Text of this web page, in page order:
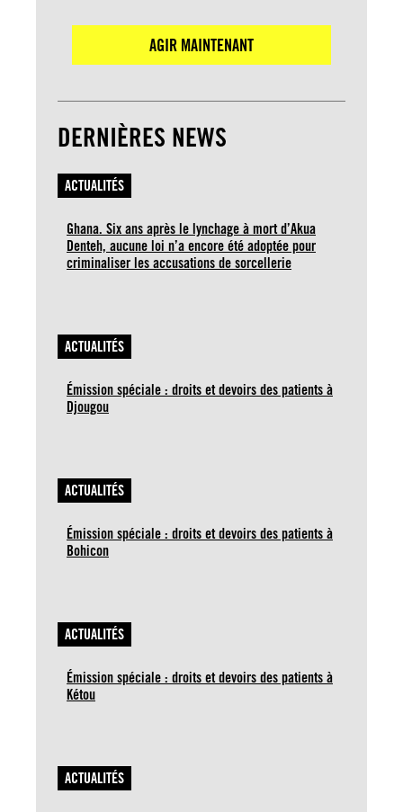
AGIR MAINTENANT
DERNIÈRES NEWS
ACTUALITÉS
Ghana. Six ans après le lynchage à mort d’Akua
Denteh, aucune loi n’a encore été adoptée pour
criminaliser les accusations de sorcellerie
ACTUALITÉS
Émission spéciale : droits et devoirs des patients à
Djougou
ACTUALITÉS
Émission spéciale : droits et devoirs des patients à
Bohicon
ACTUALITÉS
Émission spéciale : droits et devoirs des patients à
Kétou
ACTUALITÉS